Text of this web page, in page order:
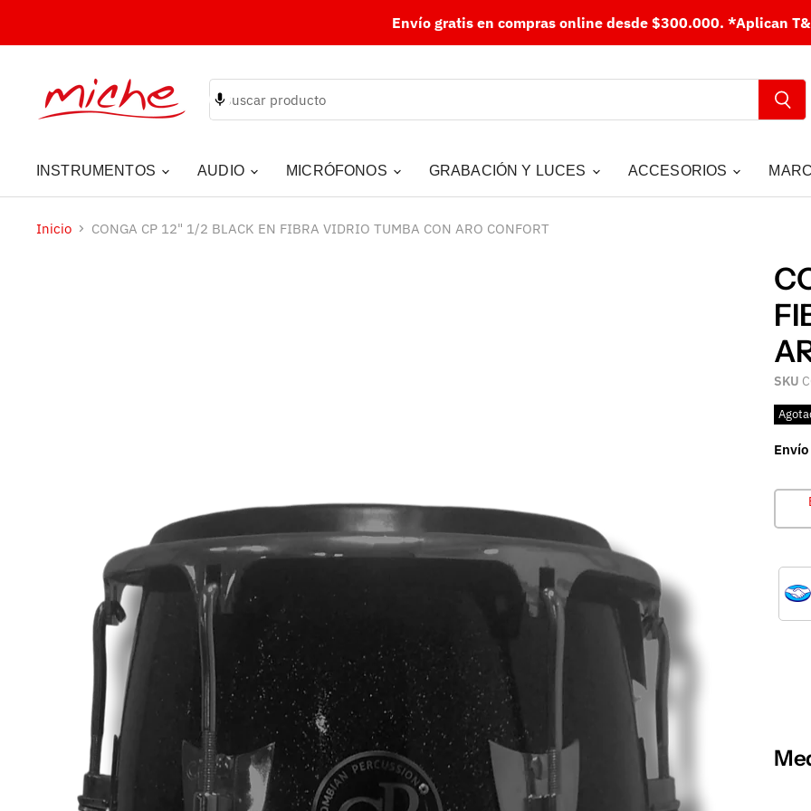
Envío gratis en compras online desde $300.000. *Aplican
INSTRUMENTOS AUDIO MICRÓFONOS GRABACIÓN Y LUCES ACCESORIOS
Inicio CONGA CP 12" 1/2 BLACK EN FIBRA VIDRIO TUMBA CON ARO CONFORT
SKU